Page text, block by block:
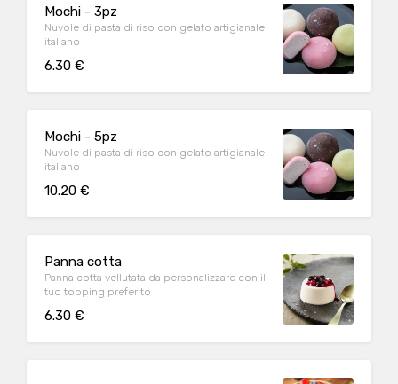
Mochi - 3pz
Nuvole di pasta di riso con gelato artigianale
italiano
6.30 €
Mochi - 5pz
Nuvole di pasta di riso con gelato artigianale
italiano
10.20 €
Panna cotta
Panna cotta vellutata da personalizzare con il
tuo topping preferito
6.30 €